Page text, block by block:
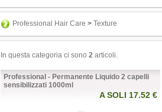
Professional Hair Care > Texture
In questa categoria ci sono 2 articoli.
Professional - Permanente Liquido 2 capelli
sensibilizzati 1000ml
A SOLI 17.52 €